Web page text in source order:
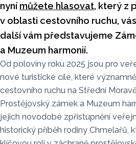
nynímůžete hlasovat, který z
v oblasti cestovního ruchu,
další vám představujeme
a Muzeum harmonií.
Od poloviny roku 2025 jsou pro
nové turistické cíle, které
cestovního ruchu na Střední
Prostějovský zámek a Muzeum
jejich novodobé zpřístupnění
historický příběh rodiny Chmelařů,